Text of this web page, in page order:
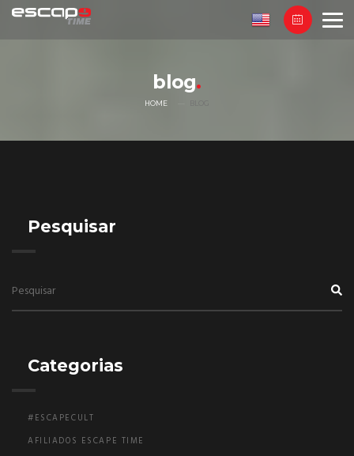
blog
HOME
Pesquisar
Categorias
#ESCAPECULT
AFILIADOS ESCAPE TIME